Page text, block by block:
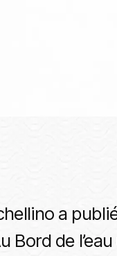
a
Bord de